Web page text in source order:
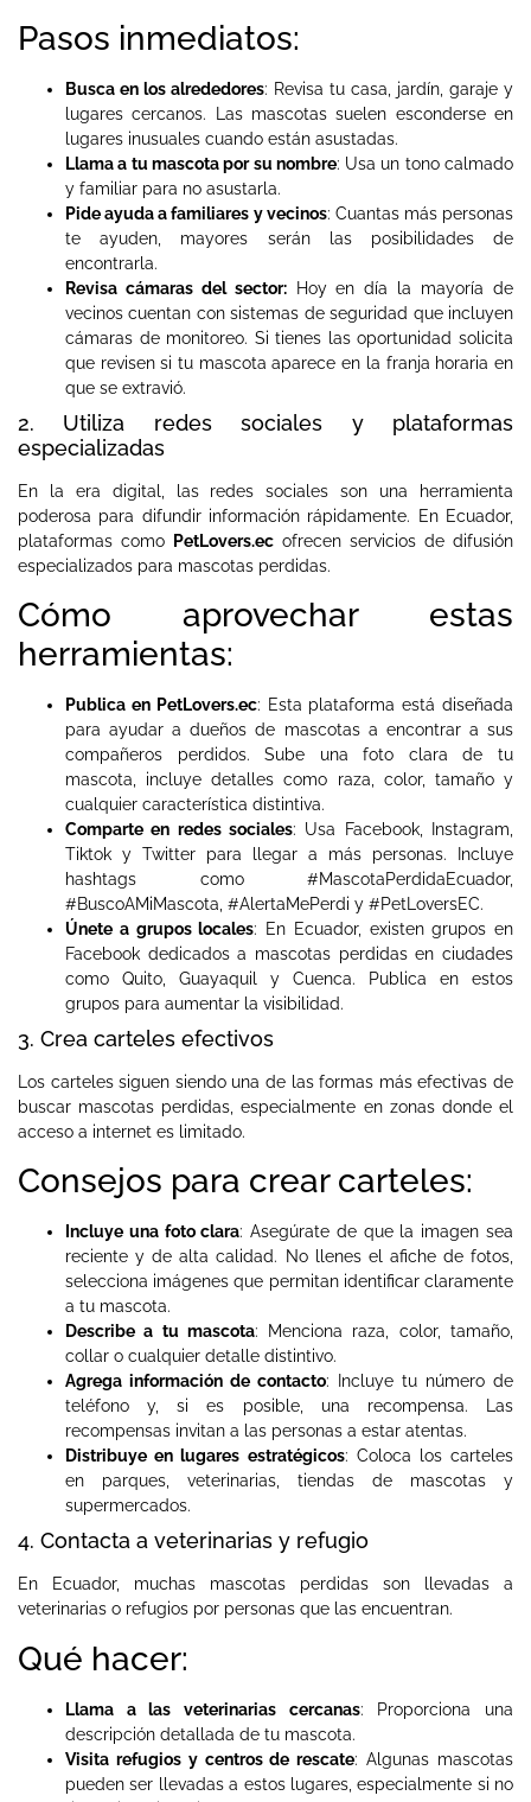
Pasos inmediatos:
Busca en los alrededores: Revisa tu casa, jardín, garaje y
lugares cercanos. Las mascotas suelen esconderse en
lugares inusuales cuando están asustadas.
Llama a tu mascota por su nombre: Usa un tono calmado
y familiar para no asustarla.
Pide ayuda a familiares y vecinos: Cuantas más personas
te ayuden, mayores serán las posibilidades de
encontrarla.
Revisa cámaras del sector:Hoy en día la mayoría de
vecinos cuentan con sistemas de seguridad que incluyen
cámaras de monitoreo. Si tienes las oportunidad solicita
que revisen si tu mascota aparece en la franja horaria en
que se extravió.
2. Utiliza redes sociales y plataformas
especializadas
En la era digital, las redes sociales son una herramienta
poderosa para difundir información rápidamente. En Ecuador,
plataformas como PetLovers.ec ofrecen servicios de difusión
especializados para mascotas perdidas.
Cómo aprovechar estas
herramientas:
Publica en PetLovers.ec: Esta plataforma está diseñada
para ayudar a dueños de mascotas a encontrar a sus
compañeros perdidos. Sube una foto clara de tu
mascota, incluye detalles como raza, color, tamaño y
cualquier característica distintiva.
Comparte en redes sociales: Usa Facebook, Instagram,
Tiktok y Twitter para llegar a más personas. Incluye
hashtags como #MascotaPerdidaEcuador,
#BuscoAMiMascota, #AlertaMePerdi y #PetLoversEC.
Únete a grupos locales: En Ecuador, existen grupos en
Facebook dedicados a mascotas perdidas en ciudades
como Quito, Guayaquil y Cuenca. Publica en estos
grupos para aumentar la visibilidad.
3. Crea carteles efectivos
Los carteles siguen siendo una de las formas más efectivas de
buscar mascotas perdidas, especialmente en zonas donde el
acceso a internet es limitado.
Consejos para crear carteles:
Incluye una foto clara: Asegúrate de que la imagen sea
reciente y de alta calidad. No llenes el afiche de fotos,
selecciona imágenes que permitan identificar claramente
a tu mascota.
Describe a tu mascota: Menciona raza, color, tamaño,
collar o cualquier detalle distintivo.
Agrega información de contacto: Incluye tu número de
teléfono y, si es posible, una recompensa. Las
recompensas invitan a las personas a estar atentas.
Distribuye en lugares estratégicos: Coloca los carteles
en parques, veterinarias, tiendas de mascotas y
supermercados.
4. Contacta a veterinarias y refugio
En Ecuador, muchas mascotas perdidas son llevadas a
veterinarias o refugios por personas que las encuentran.
Qué hacer:
Llama a las veterinarias cercanas: Proporciona una
descripción detallada de tu mascota.
Visita refugios y centros de rescate: Algunas mascotas
pueden ser llevadas a estos lugares, especialmente si no